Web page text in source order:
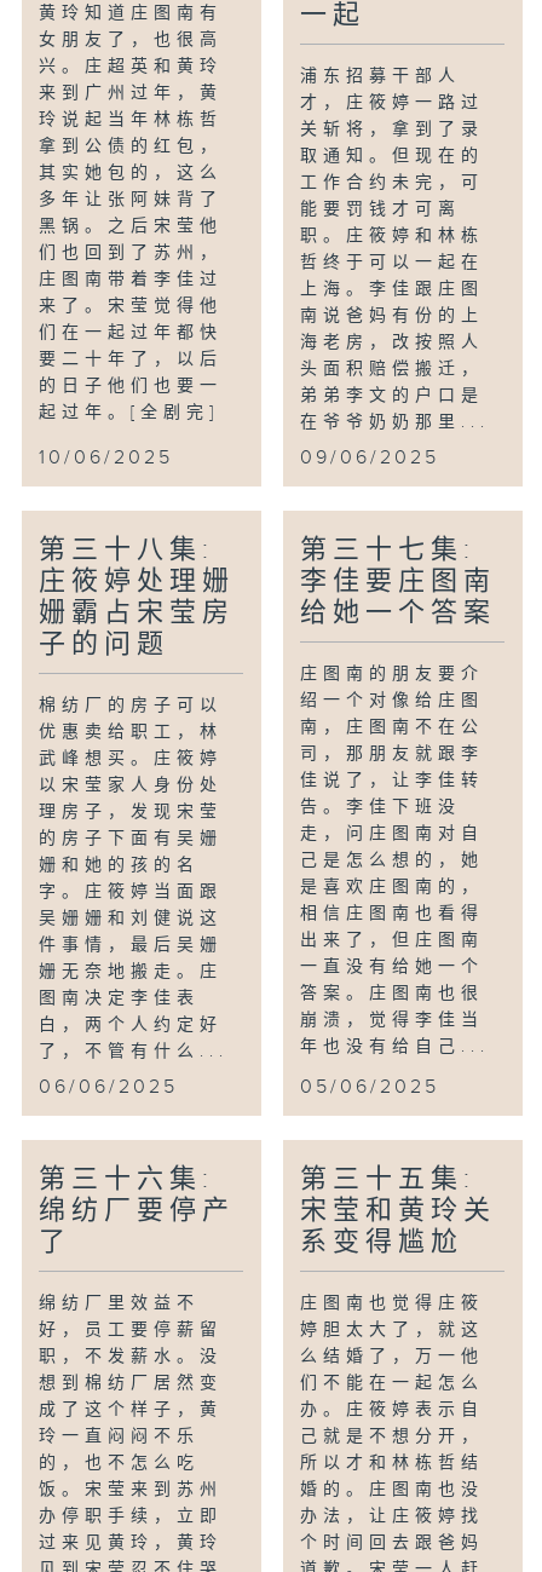
黄玲知道庄图南有
女朋友了，也很高
兴。庄超英和黄玲
来到广州过年，黄
玲说起当年林栋哲
拿到公债的红包，
其实她包的，这么
多年让张阿妹背了
黑锅。之后宋莹他
们也回到了苏州，
庄图南带着李佳过
来了。宋莹觉得他
们在一起过年都快
要二十年了，以后
的日子他们也要一
起过年。[全剧完]
10/06/2025
一起
浦东招募干部人
才，庄筱婷一路过
关斩将，拿到了录
取通知。但现在的
工作合约未完，可
能要罚钱才可离
职。庄筱婷和林栋
哲终于可以一起在
上海。李佳跟庄图
南说爸妈有份的上
海老房，改按照人
头面积赔偿搬迁，
弟弟李文的户口是
在爷爷奶奶那里...
09/06/2025
第三十八集:
庄筱婷处理姗
姗霸占宋莹房
子的问题
棉纺厂的房子可以
优惠卖给职工，林
武峰想买。庄筱婷
以宋莹家人身份处
理房子，发现宋莹
的房子下面有吴姗
姗和她的孩的名
字。庄筱婷当面跟
吴姗姗和刘健说这
件事情，最后吴姗
姗无奈地搬走。庄
图南决定李佳表
白，两个人约定好
了，不管有什么...
06/06/2025
第三十七集:
李佳要庄图南
给她一个答案
庄图南的朋友要介
绍一个对像给庄图
南，庄图南不在公
司，那朋友就跟李
佳说了，让李佳转
告。李佳下班没
走，问庄图南对自
己是怎么想的，她
是喜欢庄图南的，
相信庄图南也看得
出来了，但庄图南
一直没有给她一个
答案。庄图南也很
崩溃，觉得李佳当
年也没有给自己...
05/06/2025
第三十六集:
绵纺厂要停产
了
绵纺厂里效益不
好，员工要停薪留
职，不发薪水。没
想到棉纺厂居然变
成了这个样子，黄
玲一直闷闷不乐
的，也不怎么吃
饭。宋莹来到苏州
办停职手续，立即
过来见黄玲，黄玲
第三十五集:
宋莹和黄玲关
系变得尴尬
庄图南也觉得庄筱
婷胆太大了，就这
么结婚了，万一他
们不能在一起怎么
办。庄筱婷表示自
己就是不想分开，
所以才和林栋哲结
婚的。庄图南也没
办法，让庄筱婷找
个时间回去跟爸妈